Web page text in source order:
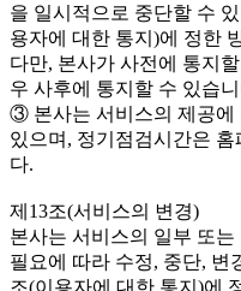
을 일시적으로 중단할 수
용자에 대한 통지)에 정한
다만, 본사가 사전에 통지
우 사후에 통지할 수 있습
③ 본사는 서비스의 제공에
있으며, 정기점검시간은
다.
제13조(서비스의 변경)
본사는 서비스의 일부 또
필요에 따라 수정, 중단, 변